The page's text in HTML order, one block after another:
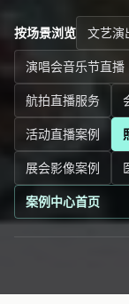
按场景浏览 文艺演
演唱会音乐节直播
航拍直播服务
活动直播案例
展会影像案例
案例中心首页